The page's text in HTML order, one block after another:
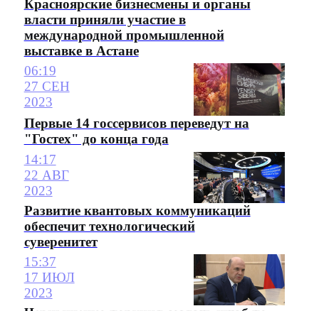
Красноярские бизнесмены и органы
власти приняли участие в
международной промышленной
выставке в Астане
06:19
27 СЕН
2023
Первые 14 госсервисов переведут на
"Гостех" до конца года
14:17
22 АВГ
2023
Развитие квантовых коммуникаций
обеспечит технологический
суверенитет
15:37
17 ИЮЛ
2023